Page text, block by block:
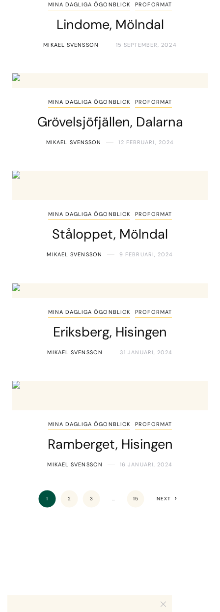
MINA DAGLIGA ÖGONBLICK PROFORMAT
Lindome, Mölndal
MIKAEL SVENSSON 15 SEPTEMBER, 2024
MINA DAGLIGA ÖGONBLICK PROFORMAT
Grövelsjöfjällen, Dalarna
MIKAEL SVENSSON 12 FEBRUARI, 2024
MINA DAGLIGA ÖGONBLICK PROFORMAT
Ståloppet, Mölndal
MIKAEL SVENSSON 9 FEBRUARI, 2024
MINA DAGLIGA ÖGONBLICK PROFORMAT
Eriksberg, Hisingen
MIKAEL SVENSSON 31 JANUARI, 2024
MINA DAGLIGA ÖGONBLICK PROFORMAT
Ramberget, Hisingen
MIKAEL SVENSSON 16 JANUARI, 2024
1 2 3 … 15 NEXT